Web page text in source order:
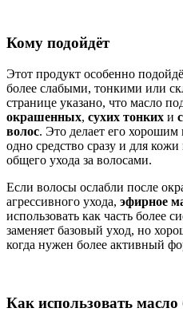
Кому подойдёт
Этот продукт особенно
более слабыми, тонкими или
странице указано, что масло
окрашенных, сухих тонких и
волос. Это делает его
одно средство сразу и для
общего ухода за волосами.
Если волосы ослабли после
агрессивного ухода, эфирное
использовать как часть более
заменяет базовый уход, но
когда нужен более активный
Как использовать масло